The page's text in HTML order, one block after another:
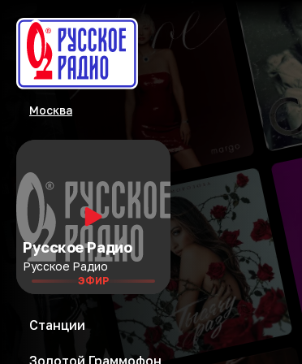
Москва
Русское Радио
Русское Радио
ЭФИР
Станции
Золотой Граммофон